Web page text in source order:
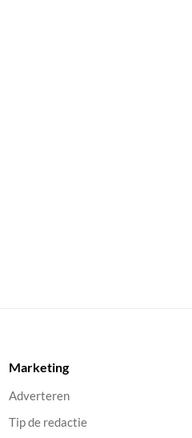
Marketing
Adverteren
Tip de redactie